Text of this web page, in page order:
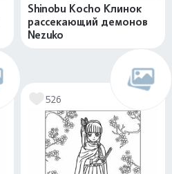
Shinobu Kocho Клинок
рассекающий демонов
Nezuko
526